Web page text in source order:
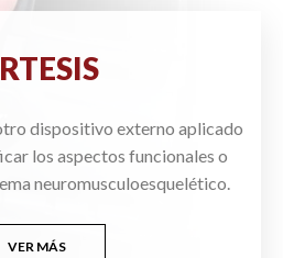
dispositivo externo aplicado
los aspectos funcionales o
neuromusculoesquelético.
VER MÁS